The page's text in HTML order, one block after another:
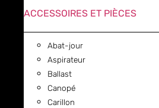
ACCESSOIRES ET PIÈCES
Abat-jour
Aspirateur
Ballast
Canopé
Carillon